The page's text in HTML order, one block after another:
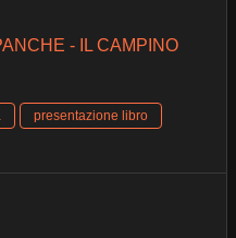
- IL CAMPINO
presentazione libro